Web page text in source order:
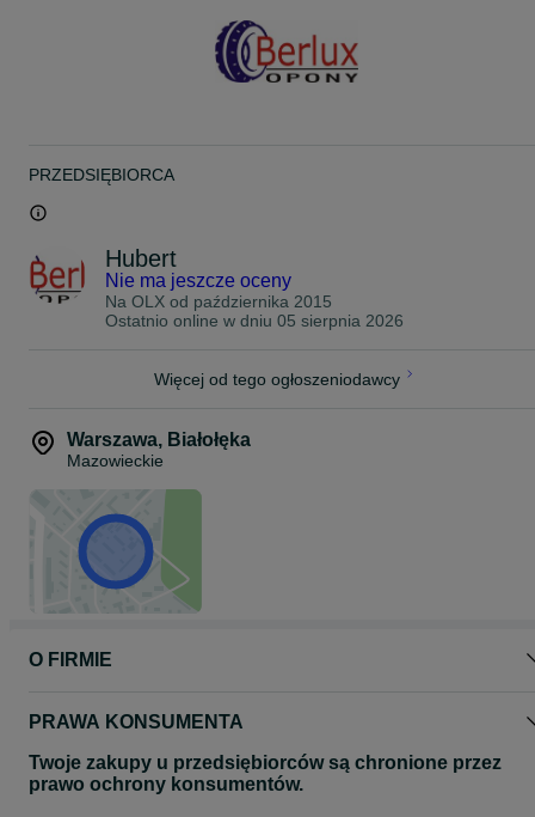
03-017 Warszawa Białołęka
Na miejscu posiadamy duży wybór opon nowych i używanych w
atrakcyjnych cenach
45/B0123/1817
PRZEDSIĘBIORCA
Hubert
Nie ma jeszcze oceny
Na OLX od października 2015
Ostatnio online w dniu 05 sierpnia 2026
Więcej od tego ogłoszeniodawcy
Warszawa, Białołęka
Mazowieckie
O FIRMIE
PRAWA KONSUMENTA
Twoje zakupy u przedsiębiorców są chronione przez
prawo ochrony konsumentów.